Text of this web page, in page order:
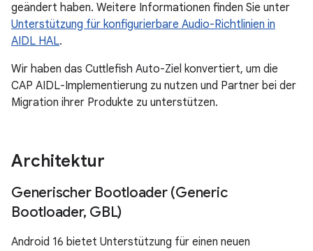
geändert haben. Weitere Informationen finden Sie unter
Unterstützung für konfigurierbare Audio-Richtlinien in
AIDL HAL.
Wir haben das Cuttlefish Auto-Ziel konvertiert, um die
CAP AIDL-Implementierung zu nutzen und Partner bei der
Migration ihrer Produkte zu unterstützen.
Architektur
Generischer Bootloader (Generic
Bootloader, GBL)
Android 16 bietet Unterstützung für einen neuen